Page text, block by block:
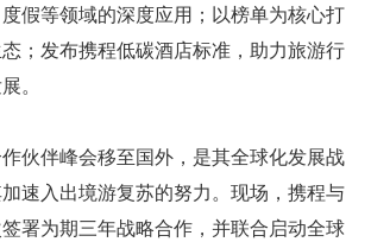
假等领域的深度应用；以榜单为核心打
；发布携程低碳酒店标准，助力旅游行
。
伙伴峰会移至国外，是其全球化发展战
速入出境游复苏的努力。现场，携程与
署为期三年战略合作，并联合启动全球